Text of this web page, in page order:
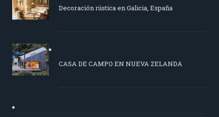
Decoración rústica en Galicia, España
CASA DE CAMPO EN NUEVA ZELANDA